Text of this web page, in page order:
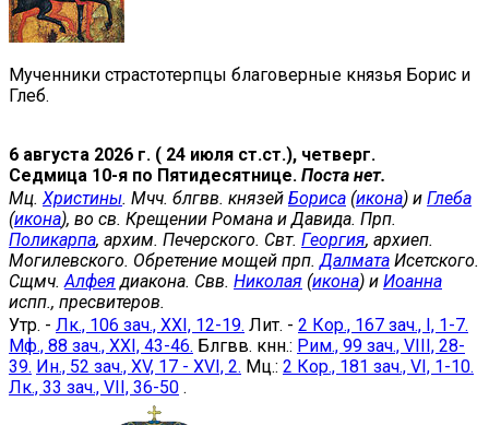
Мученники страстотерпцы благоверные князья Борис и
Глеб.
6 августа 2026 г. ( 24 июля ст.ст.), четверг.
Седмица 10-я по Пятидесятнице. Поста нет.
Мц. Христины. Мчч. блгвв. князей Бориса (икона) и Глеба
(икона), во св. Крещении Романа и Давида. Прп.
Поликарпа, архим. Печерского. Свт. Георгия, архиеп.
Могилевского. Обретение мощей прп. Далмата Исетского.
Сщмч. Алфея диакона. Свв. Николая (икона) и Иоанна
испп., пресвитеров.
Утр. - Лк., 106 зач., XXI, 12-19. Лит. - 2 Кор., 167 зач., I, 1-7.
Мф., 88 зач., XXI, 43-46. Блгвв. кнн.: Рим., 99 зач., VIII, 28-
39. Ин., 52 зач., XV, 17 - XVI, 2. Мц.: 2 Кор., 181 зач., VI, 1-10.
Лк., 33 зач., VII, 36-50 .